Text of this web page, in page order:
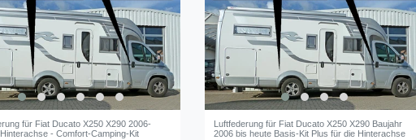
für Fiat Ducato X250 X290 2006-
- Comfort-Camping-Kit
Luftfederung für Fiat Ducato X250 X290 Baujahr
2006 bis heute Basis-Kit Plus für die Hinterachse